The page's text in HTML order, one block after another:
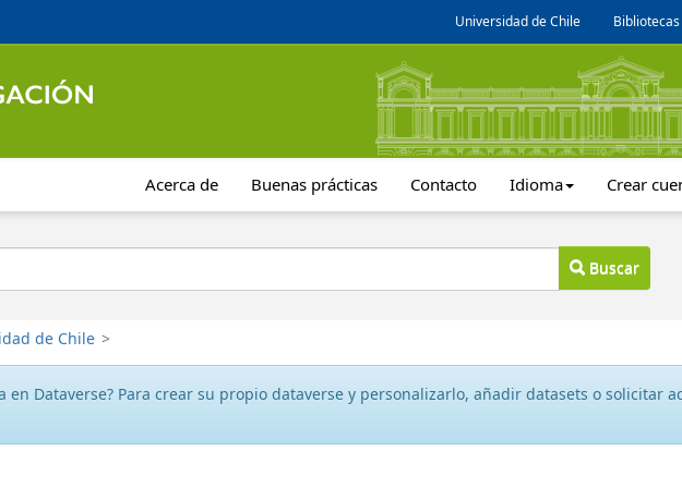
Universidad de Chile Bibliotecas
Acerca de Buenas prácticas Contacto Idioma Crear
Buscar
de Chile >
en Dataverse? Para crear su propio dataverse y personalizarlo, añadir datasets o solicitar